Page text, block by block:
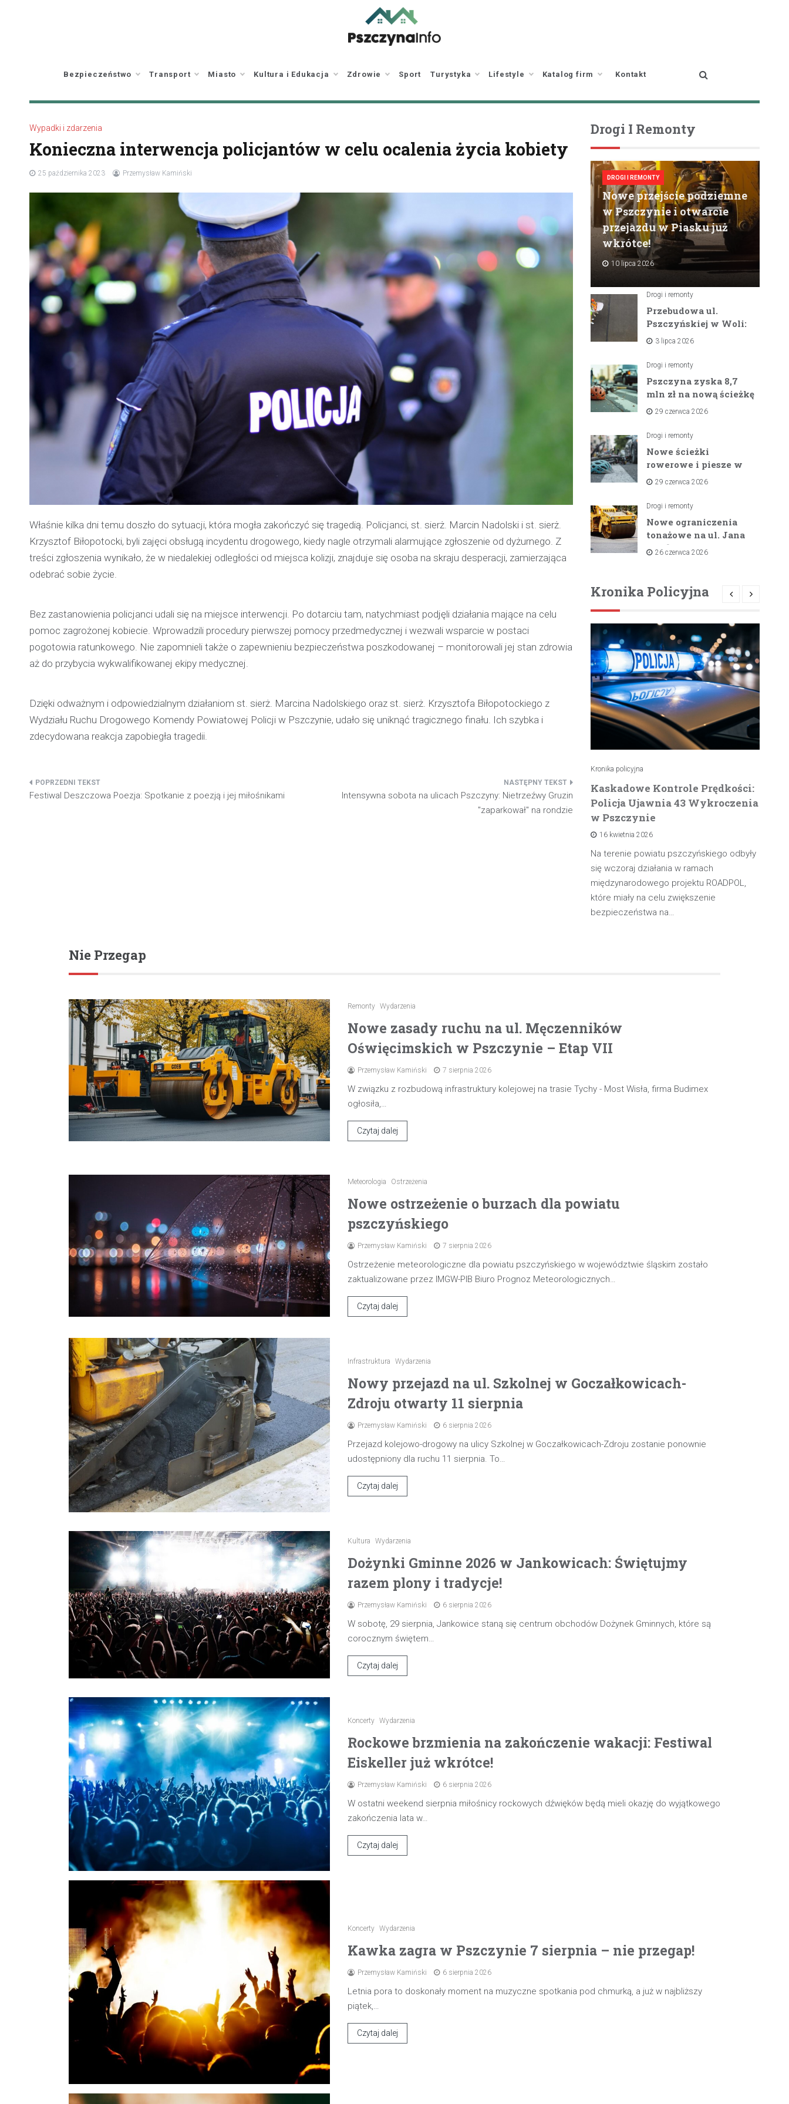
Bezpieczeństwo Transport Miasto Kultura i Edukacja Zdrowie Sport Turystyka Lifestyle Katalog firm Kontakt
Wypadki i zdarzenia
Konieczna interwencja policjantów w celu ocalenia życia kobiety
25 października 2023 Przemysław Kamiński
Właśnie kilka dni temu doszło do sytuacji, która mogła zakończyć się tragedią. Policjanci, st. sierż. Marcin Nadolski i st. sierż.
Krzysztof Biłopotocki, byli zajęci obsługą incydentu drogowego, kiedy nagle otrzymali alarmujące zgłoszenie od dyżurnego. Z
treści zgłoszenia wynikało, że w niedalekiej odległości od miejsca kolizji, znajduje się osoba na skraju desperacji, zamierzająca
odebrać sobie życie.
Bez zastanowienia policjanci udali się na miejsce interwencji. Po dotarciu tam, natychmiast podjęli działania mające na celu
pomoc zagrożonej kobiecie. Wprowadzili procedury pierwszej pomocy przedmedycznej i wezwali wsparcie w postaci
pogotowia ratunkowego. Nie zapomnieli także o zapewnieniu bezpieczeństwa poszkodowanej – monitorowali jej stan zdrowia
aż do przybycia wykwalifikowanej ekipy medycznej.
Dzięki odważnym i odpowiedzialnym działaniom st. sierż. Marcina Nadolskiego oraz st. sierż. Krzysztofa Biłopotockiego z
Wydziału Ruchu Drogowego Komendy Powiatowej Policji w Pszczynie, udało się uniknąć tragicznego finału. Ich szybka i
zdecydowana reakcja zapobiegła tragedii.
Nawigacja
Festiwal Deszczowa Poezja: Spotkanie z poezją i jej miłośnikami
Intensywna sobota na ulicach Pszczyny: Nietrzeźwy Gruzin
"zaparkował" na rondzie
Drogi I Remonty
DROGI I REMONTY
Nowe przejście podziemne
w Pszczynie i otwarcie
przejazdu w Piasku już
wkrótce!
10 lipca 2026
Drogi i remonty
Przebudowa ul.
Pszczyńskiej w Woli:
Wielka inwestycja
horyzoncie
3 lipca 2026
Drogi i remonty
Pszczyna zyska 8,7
mln zł na nową ścieżkę
rowerową między
29 czerwca 2026
Drogi i remonty
Nowe ścieżki
rowerowe i piesze w
gminach Suszec i
unijnemu wsparciu
29 czerwca 2026
Drogi i remonty
Nowe ograniczenia
tonażowe na ul. Jana
Pawła II i ul. Łącznej
26 czerwca 2026
Kronika Policyjna
Policjant poza służbą zatrzymuje
pijanego kierowcę
Kronika policyjna
Kaskadowe Kontrole Prędkości:
Policja Ujawnia 43 Wykroczenia
w Pszczynie
16 kwietnia 2026
Na terenie powiatu pszczyńskiego odbyły
się wczoraj działania w ramach
międzynarodowego projektu ROADPOL,
które miały na celu zwiększenie
bezpieczeństwa na…
Nie Przegap
Remonty Wydarzenia
Nowe zasady ruchu na ul. Męczenników
Oświęcimskich w Pszczynie – Etap VII
Przemysław Kamiński 7 sierpnia 2026
W związku z rozbudową infrastruktury kolejowej na trasie Tychy - Most Wisła, firma Budimex
ogłosiła,…
Czytaj dalej
Meteorologia Ostrzeżenia
Nowe ostrzeżenie o burzach dla powiatu
pszczyńskiego
Przemysław Kamiński 7 sierpnia 2026
Ostrzeżenie meteorologiczne dla powiatu pszczyńskiego w województwie śląskim zostało
zaktualizowane przez IMGW-PIB Biuro Prognoz Meteorologicznych…
Czytaj dalej
Infrastruktura Wydarzenia
Nowy przejazd na ul. Szkolnej w Goczałkowicach-
Zdroju otwarty 11 sierpnia
Przemysław Kamiński 6 sierpnia 2026
Przejazd kolejowo-drogowy na ulicy Szkolnej w Goczałkowicach-Zdroju zostanie ponownie
udostępniony dla ruchu 11 sierpnia. To…
Czytaj dalej
Kultura Wydarzenia
Dożynki Gminne 2026 w Jankowicach: Świętujmy
razem plony i tradycje!
Przemysław Kamiński 6 sierpnia 2026
W sobotę, 29 sierpnia, Jankowice staną się centrum obchodów Dożynek Gminnych, które są
corocznym świętem…
Czytaj dalej
Koncerty Wydarzenia
Rockowe brzmienia na zakończenie wakacji: Festiwal
Eiskeller już wkrótce!
Przemysław Kamiński 6 sierpnia 2026
W ostatni weekend sierpnia miłośnicy rockowych dźwięków będą mieli okazję do wyjątkowego
zakończenia lata w…
Czytaj dalej
Koncerty Wydarzenia
Kawka zagra w Pszczynie 7 sierpnia – nie przegap!
Przemysław Kamiński 6 sierpnia 2026
Letnia pora to doskonały moment na muzyczne spotkania pod chmurką, a już w najbliższy
piątek,…
Czytaj dalej